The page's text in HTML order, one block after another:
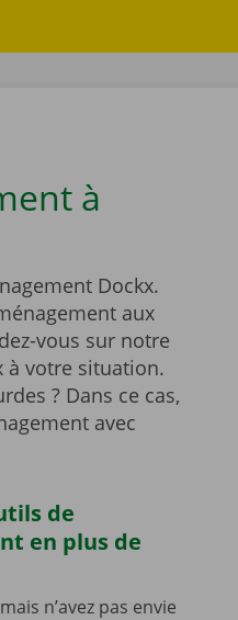
à
Dockx.
aux
vous sur notre
votre situation.
? Dans ce cas,
avec
de
en plus de
n’avez pas envie